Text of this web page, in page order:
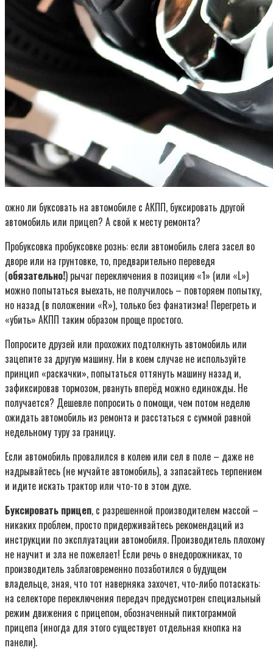
ожно ли буксовать на автомобиле с АКПП, буксировать другой
автомобиль или прицеп? А свой к месту ремонта?
Пробуксовка пробуксовке рознь: если автомобиль слега засел во
дворе или на грунтовке, то, предварительно переведя
(обязательно!) рычаг переключения в позицию «1» (или «L»)
можно попытаться выехать, не получилось – повторяем попытку,
но назад (в положении «R»), только без фанатизма! Перегреть и
«убить» АКПП таким образом проще простого.
Попросите друзей или прохожих подтолкнуть автомобиль или
зацепите за другую машину. Ни в коем случае не используйте
принцип «раскачки», попытаться оттянуть машину назад и,
зафиксировав тормозом, рвануть вперёд можно единожды. Не
получается? Дешевле попросить о помощи, чем потом неделю
ожидать автомобиль из ремонта и расстаться с суммой равной
недельному туру за границу.
Если автомобиль провалился в колею или сел в поле – даже не
надрывайтесь (не мучайте автомобиль), а запасайтесь терпением
и идите искать трактор или что-то в этом духе.
Буксировать прицеп, с разрешенной производителем массой –
никаких проблем, просто придерживайтесь рекомендаций из
инструкции по эксплуатации автомобиля. Производитель плохому
не научит и зла не пожелает! Если речь о внедорожниках, то
производитель заблаговременно позаботился о будущем
владельце, зная, что тот наверняка захочет, что-либо потаскать:
на селекторе переключения передач предусмотрен специальный
режим движения с прицепом, обозначенный пиктограммой
прицепа (иногда для этого существует отдельная кнопка на
панели).